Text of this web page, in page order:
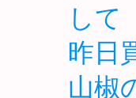
して
昨日
山椒